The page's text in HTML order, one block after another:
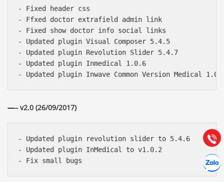
- Fixed header css
- Ffxed doctor extrafield admin link
- Fixed show doctor info social links
- Updated plugin Visual Composer 5.4.5
- Updated plugin Revolution Slider 5.4.7
- Updated plugin Inmedical 1.0.6
—– v2.0 (26/09/2017)
- Updated plugin revolution slider to 5.4.6
- Updated plugin InMedical to v1.0.2
Gọi
Báo giá & Đặt hàng:
0903.976.769
(028) 22.166.144
Chát